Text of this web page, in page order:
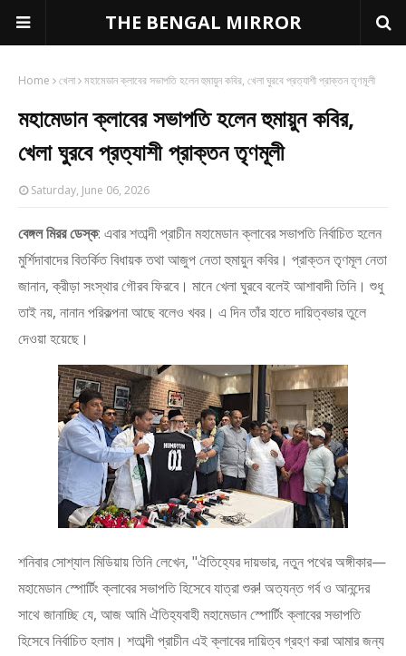
THE BENGAL MIRROR
Home খেলা মহামেডান ক্লাবের সভাপতি হলেন হুমায়ুন কবির, খেলা ঘুরবে প্রত্যাশী প্রাক্তন তৃণমূলী
মহামেডান ক্লাবের সভাপতি হলেন হুমায়ুন কবির,
খেলা ঘুরবে প্রত্যাশী প্রাক্তন তৃণমূলী
Saturday, June 06, 2026
বেঙ্গল মিরর ডেস্ক: এবার শতাব্দী প্রাচীন মহামেডান ক্লাবের সভাপতি নির্বাচিত হলেন
মুর্শিদাবাদের বিতর্কিত বিধায়ক তথা আজুপ নেতা হুমায়ুন কবির। প্রাক্তন তৃণমূল নেতা
জানান, ক্রীড়া সংস্থার গৌরব ফিরবে। মানে খেলা ঘুরবে বলেই আশাবাদী তিনি। শুধু
তাই নয়, নানান পরিকল্পনা আছে বলেও খবর। এ দিন তাঁর হাতে দায়িত্বভার তুলে
দেওয়া হয়েছে।
শনিবার সোশ্যাল মিডিয়ায় তিনি লেখেন, "ঐতিহ্যের দায়ভার, নতুন পথের অঙ্গীকার—
মহামেডান স্পোর্টিং ক্লাবের সভাপতি হিসেবে যাত্রা শুরু! অত্যন্ত গর্ব ও আনন্দের
সাথে জানাচ্ছি যে, আজ আমি ঐতিহ্যবাহী মহামেডান স্পোর্টিং ক্লাবের সভাপতি
হিসেবে নির্বাচিত হলাম। শতাব্দী প্রাচীন এই ক্লাবের দায়িত্ব গ্রহণ করা আমার জন্য